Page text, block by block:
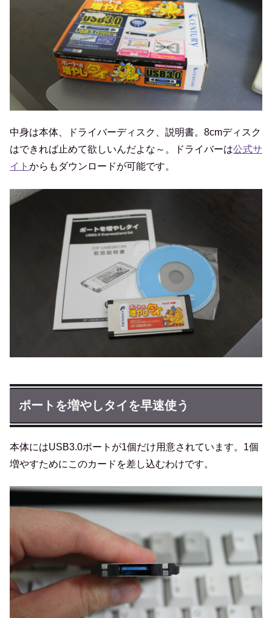
中身は本体、ドライバーディスク、説明書。8cmディスク
はできれば止めて欲しいんだよな～。ドライバーは公式サ
イト からもダウンロードが可能です。
ポートを増やしタイを早速使う
本体にはUSB3.0ポートが1個だけ用意されています。1個
増やすためにこのカードを差し込むわけです。